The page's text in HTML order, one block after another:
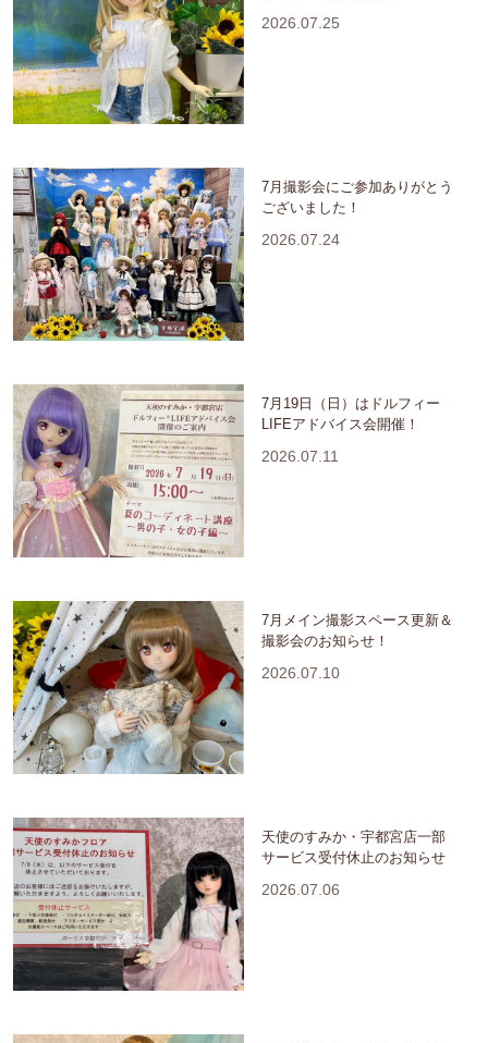
2026.07.25
7月撮影会にご参加ありがとう
ございました！
2026.07.24
7月19日（日）はドルフィー
LIFEアドバイス会開催！
2026.07.11
7月メイン撮影スペース更新＆
撮影会のお知らせ！
2026.07.10
天使のすみか・宇都宮店一部
サービス受付休止のお知らせ
2026.07.06